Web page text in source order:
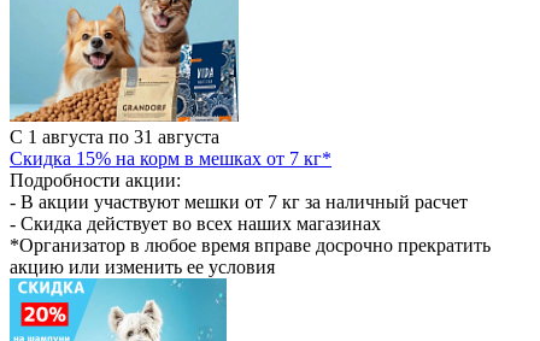
С 1 августа по 31 августа
Скидка 15% на корм в мешках от 7 кг*
Подробности акции:
- В акции участвуют мешки от 7 кг за наличный расчет
- Скидка действует во всех наших магазинах
*Организатор в любое время вправе досрочно прекратить
акцию или изменить ее условия